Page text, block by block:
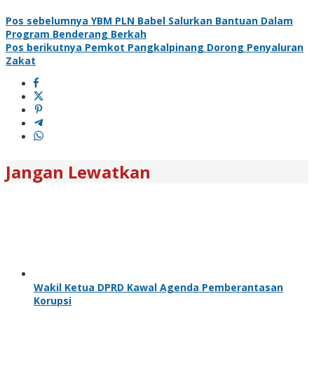
Pos sebelumnya YBM PLN Babel Salurkan Bantuan Dalam
Program Benderang Berkah
Pos berikutnya Pemkot Pangkalpinang Dorong Penyaluran
Zakat
Jangan Lewatkan
Wakil Ketua DPRD Kawal Agenda Pemberantasan
Korupsi